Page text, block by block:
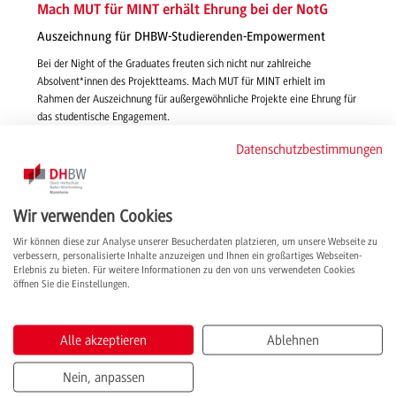
Mach MUT für MINT erhält Ehrung bei der NotG
Auszeichnung für DHBW-Studierenden-Empowerment
Bei der Night of the Graduates freuten sich nicht nur zahlreiche
Absolvent*innen des Projektteams. Mach MUT für MINT erhielt im
Rahmen der Auszeichnung für außergewöhnliche Projekte eine Ehrung für
das studentische Engagement.
Datenschutzbestimmungen
Wir verwenden Cookies
Wir können diese zur Analyse unserer Besucherdaten platzieren, um unsere Webseite zu
verbessern, personalisierte Inhalte anzuzeigen und Ihnen ein großartiges Webseiten-
Erlebnis zu bieten. Für weitere Informationen zu den von uns verwendeten Cookies
öffnen Sie die Einstellungen.
Alle akzeptieren Ablehnen
Nein, anpassen